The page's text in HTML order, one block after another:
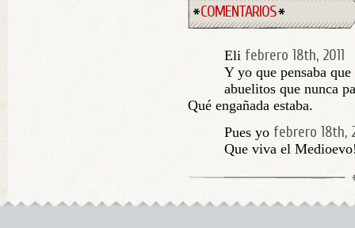
COMENTARIOS
Eli febrero 18th, 2011
Y yo que pensaba
abuelitos que nunca
Qué engañada estaba.
Pues yo febrero 18th,
Que viva el